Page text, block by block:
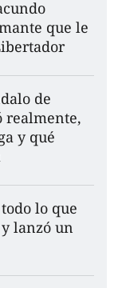
que le
de
realmente,
y qué
lo que
lanzó un